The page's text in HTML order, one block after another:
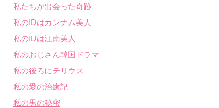
私たちが出会った奇跡
私のIDはカンナム美人
私のIDは江南美人
私のおじさん韓国ドラマ
私の後ろにテリウス
私の愛の治癒記
私の男の秘密